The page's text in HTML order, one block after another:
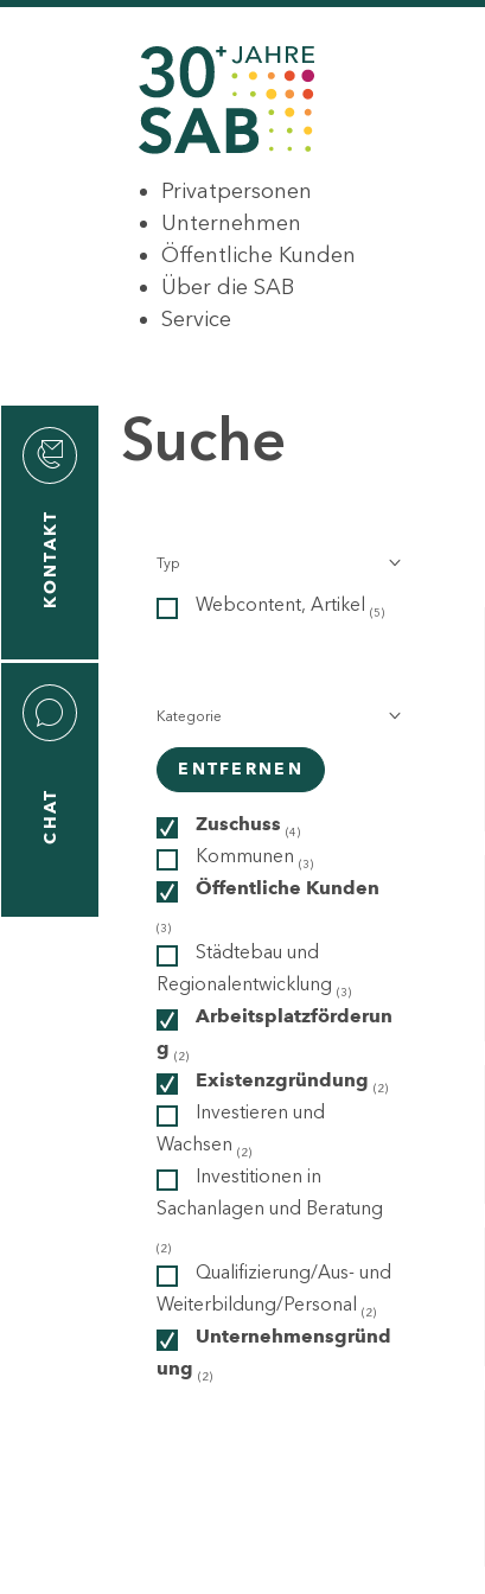
Privatpersonen
Unternehmen
Öffentliche Kunden
Über die SAB
Service
KONTAKT
CHAT
Suche
Typ
Webcontent, Artikel (5)
Kategorie
ENTFERNEN
Zuschuss (4)
Kommunen (3)
Öffentliche Kunden
(3)
Städtebau und
Regionalentwicklung (3)
Arbeitsplatzförderun
g (2)
Existenzgründung (2)
Investieren und
Wachsen (2)
Investitionen in
Sachanlagen und Beratung
(2)
Qualifizierung/Aus- und
Weiterbildung/Personal (2)
Unternehmensgründ
ung (2)